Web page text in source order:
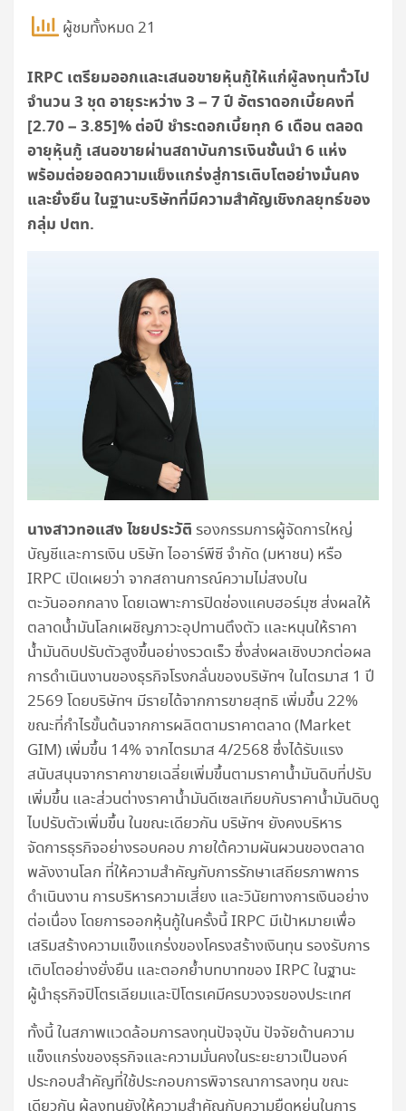
ผู้ชมทั้งหมด 21
IRPC เตรียมออกและเสนอขายหุ้นกู้ให้แก่ผู้ลงทุนทั่วไป
จำนวน 3 ชุด อายุระหว่าง 3 – 7 ปี อัตราดอกเบี้ยคงที่
[2.70 – 3.85]% ต่อปี ชำระดอกเบี้ยทุก 6 เดือน ตลอด
อายุหุ้นกู้ เสนอขายผ่านสถาบันการเงินชั้นนำ 6 แห่ง
พร้อมต่อยอดความแข็งแกร่งสู่การเติบโตอย่างมั่นคง
และยั่งยืน ในฐานะบริษัทที่มีความสำคัญเชิงกลยุทธ์ของ
กลุ่ม ปตท.
นางสาวทอแสง ไชยประวัติ รองกรรมการผู้จัดการใหญ่
บัญชีและการเงิน บริษัท ไออาร์พีซี จำกัด (มหาชน) หรือ
IRPC เปิดเผยว่า จากสถานการณ์ความไม่สงบใน
ตะวันออกกลาง โดยเฉพาะการปิดช่องแคบฮอร์มุซ ส่งผลให้
ตลาดน้ำมันโลกเผชิญภาวะอุปทานตึงตัว และหนุนให้ราคา
น้ำมันดิบปรับตัวสูงขึ้นอย่างรวดเร็ว ซึ่งส่งผลเชิงบวกต่อผล
การดำเนินงานของธุรกิจโรงกลั่นของบริษัทฯ ในไตรมาส 1 ปี
2569 โดยบริษัทฯ มีรายได้จากการขายสุทธิ เพิ่มขึ้น 22%
ขณะที่กำไรขั้นต้นจากการผลิตตามราคาตลาด (Market
GIM) เพิ่มขึ้น 14% จากไตรมาส 4/2568 ซึ่งได้รับแรง
สนับสนุนจากราคาขายเฉลี่ยเพิ่มขึ้นตามราคาน้ำมันดิบที่ปรับ
เพิ่มขึ้น และส่วนต่างราคาน้ำมันดีเซลเทียบกับราคาน้ำมันดิบดู
ไบปรับตัวเพิ่มขึ้น ในขณะเดียวกัน บริษัทฯ ยังคงบริหาร
จัดการธุรกิจอย่างรอบคอบ ภายใต้ความผันผวนของตลาด
พลังงานโลก ที่ให้ความสำคัญกับการรักษาเสถียรภาพการ
ดำเนินงาน การบริหารความเสี่ยง และวินัยทางการเงินอย่าง
ต่อเนื่อง โดยการออกหุ้นกู้ในครั้งนี้ IRPC มีเป้าหมายเพื่อ
เสริมสร้างความแข็งแกร่งของโครงสร้างเงินทุน รองรับการ
เติบโตอย่างยั่งยืน และตอกย้ำบทบาทของ IRPC ในฐานะ
ผู้นำธุรกิจปิโตรเลียมและปิโตรเคมีครบวงจรของประเทศ
ทั้งนี้ ในสภาพแวดล้อมการลงทุนปัจจุบัน ปัจจัยด้านความ
แข็งแกร่งของธุรกิจและความมั่นคงในระยะยาวเป็นองค์
ประกอบสำคัญที่ใช้ประกอบการพิจารณาการลงทุน ขณะ